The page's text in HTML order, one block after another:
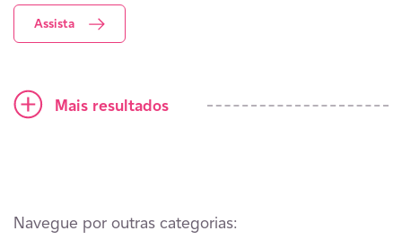
Assista
Ícone maisMais resultados
Navegue por outras categorias: